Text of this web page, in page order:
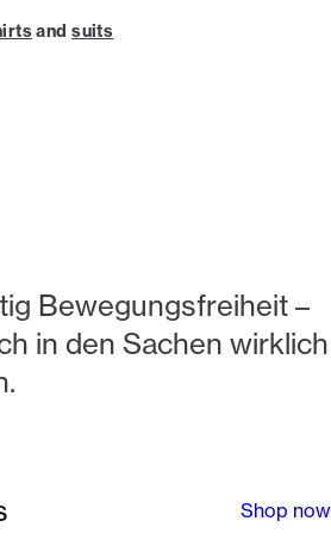
andsuits
Bewegungsfreiheit –
in den Sachen wirklich
Shop now